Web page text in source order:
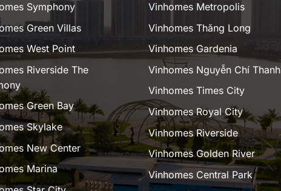
Symphony
Green Villas
West Point
Riverside The
Green Bay
Skylake
New Center
Marina
Vinhomes Metropolis
Vinhomes Thăng Long
Vinhomes Gardenia
Vinhomes Nguyễn Chí Thanh
Vinhomes Times City
Vinhomes Royal City
Vinhomes Riverside
Vinhomes Golden River
Vinhomes Central Park